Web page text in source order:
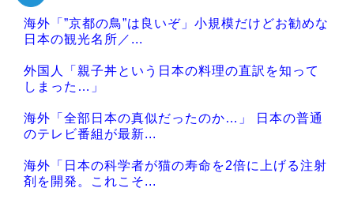
Powered by livedoor 相互RSS
海外「”京都の鳥”は良いぞ」小規模だけどお勧めな
日本の観光名所／...
外国人「親子丼という日本の料理の直訳を知って
しまった…」
海外「全部日本の真似だったのか…」 日本の普通
のテレビ番組が最新...
海外「日本の科学者が猫の寿命を2倍に上げる注射
剤を開発。これこそ...